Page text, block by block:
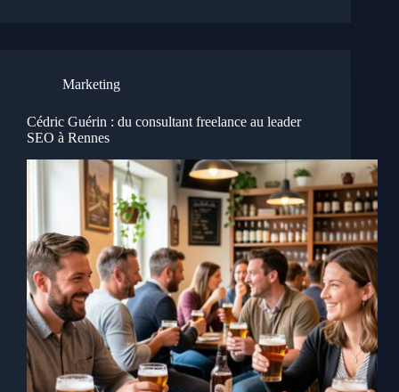
Marketing
Cédric Guérin : du consultant freelance au leader
SEO à Rennes